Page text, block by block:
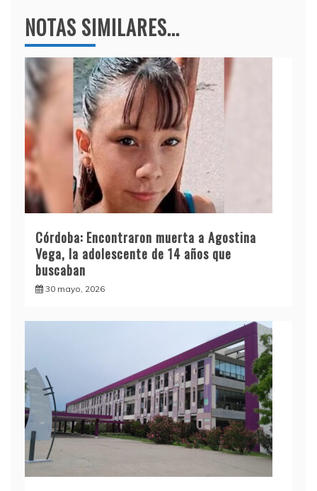
NOTAS SIMILARES...
Córdoba: Encontraron muerta a Agostina
Vega, la adolescente de 14 años que
buscaban
30 mayo, 2026